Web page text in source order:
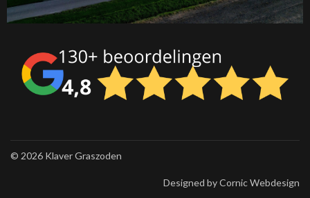
© 2026 Klaver Graszoden
Designed byCornic Webdesign